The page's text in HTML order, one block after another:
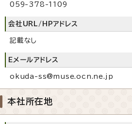
059-378-1109
会社URL/HPアドレス
記載なし
Eメールアドレス
okuda-ss@muse.ocn.ne.jp
本社所在地